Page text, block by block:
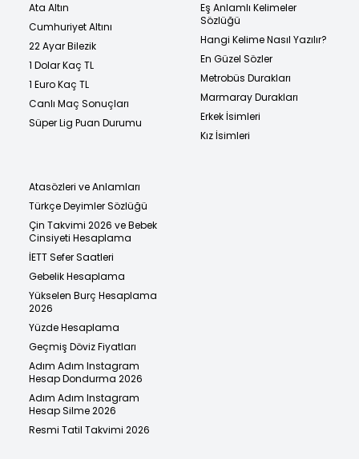
Ata Altın
Cumhuriyet Altını
22 Ayar Bilezik
1 Dolar Kaç TL
1 Euro Kaç TL
Canlı Maç Sonuçları
Süper Lig Puan Durumu
Eş Anlamlı Kelimeler
Sözlüğü
Hangi Kelime Nasıl Yazılır?
En Güzel Sözler
Metrobüs Durakları
Marmaray Durakları
Erkek İsimleri
Kız İsimleri
Atasözleri ve Anlamları
Türkçe Deyimler Sözlüğü
Çin Takvimi 2026 ve Bebek
Cinsiyeti Hesaplama
İETT Sefer Saatleri
Gebelik Hesaplama
Yükselen Burç Hesaplama
2026
Yüzde Hesaplama
Geçmiş Döviz Fiyatları
Adım Adım Instagram
Hesap Dondurma 2026
Adım Adım Instagram
Hesap Silme 2026
Resmi Tatil Takvimi 2026